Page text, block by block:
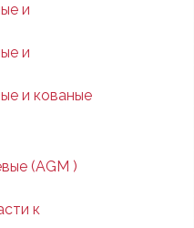
и
и
и кованые
(AGM )
к